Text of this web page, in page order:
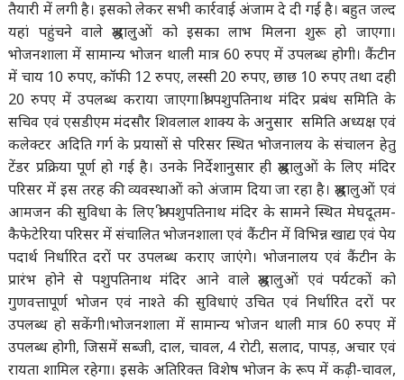
तैयारी में लगी है। इसको लेकर सभी कार्रवाई अंजाम दे दी गई है। बहुत जल्द
यहां पहुंचने वाले श्रद्धालुओं को इसका लाभ मिलना शुरू हो जाएगा।
भोजनशाला में सामान्य भोजन थाली मात्र 60 रुपए में उपलब्ध होगी। कैंटीन
में चाय 10 रुपए, कॉफी 12 रुपए, लस्सी 20 रुपए, छाछ 10 रुपए तथा दही
20 रुपए में उपलब्ध कराया जाएगा।श्री पशुपतिनाथ मंदिर प्रबंध समिति के
सचिव एवं एसडीएम मंदसौर शिवलाल शाक्य के अनुसार समिति अध्यक्ष एवं
कलेक्टर अदिति गर्ग के प्रयासों से परिसर स्थित भोजनालय के संचालन हेतु
टेंडर प्रक्रिया पूर्ण हो गई है। उनके निर्देशानुसार ही श्रद्धालुओं के लिए मंदिर
परिसर में इस तरह की व्यवस्थाओं को अंजाम दिया जा रहा है। श्रद्धालुओं एवं
आमजन की सुविधा के लिए श्री पशुपतिनाथ मंदिर के सामने स्थित मेघदूतम-
कैफेटेरिया परिसर में संचालित भोजनशाला एवं कैंटीन में विभिन्न खाद्य एवं पेय
पदार्थ निर्धारित दरों पर उपलब्ध कराए जाएंगे। भोजनालय एवं कैंटीन के
प्रारंभ होने से पशुपतिनाथ मंदिर आने वाले श्रद्धालुओं एवं पर्यटकों को
गुणवत्तापूर्ण भोजन एवं नाश्ते की सुविधाएं उचित एवं निर्धारित दरों पर
उपलब्ध हो सकेंगी।भोजनशाला में सामान्य भोजन थाली मात्र 60 रुपए में
उपलब्ध होगी, जिसमें सब्जी, दाल, चावल, 4 रोटी, सलाद, पापड़, अचार एवं
रायता शामिल रहेगा। इसके अतिरिक्त विशेष भोजन के रूप में कढ़ी-चावल,